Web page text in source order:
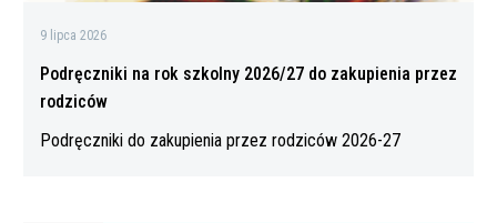
9 lipca 2026
Podręczniki na rok szkolny 2026/27 do zakupienia przez
rodziców
Podręczniki do zakupienia przez rodziców 2026-27